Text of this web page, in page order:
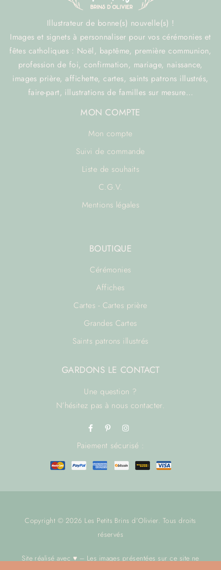
Illustrateur de bonne(s) nouvelle(s) !
Images et signets à personnaliser pour vos cérémonies et
fêtes catholiques : Noël, baptême, première communion,
profession de foi, confirmation, mariage, naissance,
images prière, affichette, cartes, saints patrons illustrés,
faire-part, illustrations de familles sur mesure…
MON COMPTE
Mon compte
Suivi de commande
Liste de souhaits
C.G.V.
Mentions légales
BOUTIQUE
Cérémonies
Affiches
Cartes - Cartes prière
Grandes Cartes
Saints patrons illustrés
GARDONS LE CONTACT
Une question ?
N’hésitez pas à nous contacter.
Paiement sécurisé :
Copyright © 2026 Les Petits Brins d’Olivier. Tous droits
réservés
Site réalisé avec ♥ – Les images présentées sur ce site ne